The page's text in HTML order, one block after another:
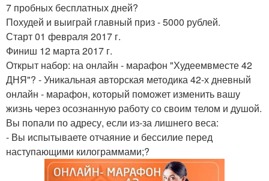
7 пробных бесплатных дней?
Похудей и выиграй главный приз - 5000 рублей.
Старт 01 февраля 2017 г.
Финиш 12 марта 2017 г.
Открыт набор: на онлайн - марафон "Худеемвместе 42
ДНЯ"? - Уникальная авторская методика 42-х дневный
онлайн - марафон, который поможет изменить вашу
жизнь через осознанную работу со своим телом и душой.
Вы попали по адресу, если из-за лишнего веса:
- Вы испытываете отчаяние и бессилие перед
наступающими килограммами;?